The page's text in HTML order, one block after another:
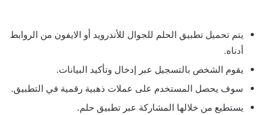
يتم تحميل تطبيق الحلم للجوال للأندرويد أو الايفون من الروابط
أدناه.
يقوم الشخص بالتسجيل عبر إدخال وتأكيد البيانات.
سوف يحصل المستخدم على عملات ذهبية رقمية في التطبيق.
يستطيع من خلالها المشاركة عبر تطبيق حلم.